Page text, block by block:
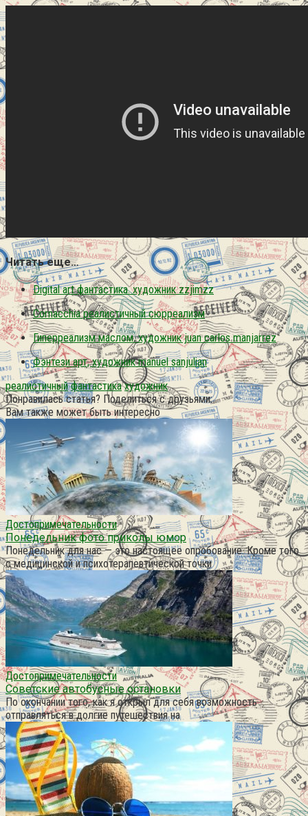
Читать еще…
Digital art фантастика. художник zzjimzz
Cornacchia реалистичный сюрреализм
Гиперреализм маслом. художник juan carlos manjarrez
Фэнтези арт, художник manuel sanjulian
реалистичный фантастика художник
Понравилась статья? Поделиться с друзьями:
Вам также может быть интересно
Достопримечательности
Понедельник фото приколы юмор
Понедельник для нас — это настоящее опробование. Кроме того
с медицинской и психотерапевтической точки
Достопримечательности
Советские автобусные остановки
По окончании того, как я открыл для себя возможность
отправляться в долгие путешествия на